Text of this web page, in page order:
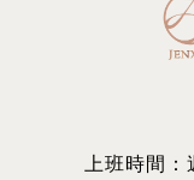
上班時間